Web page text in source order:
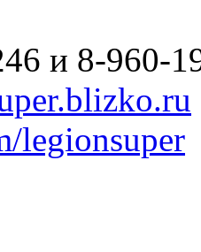
и 8-960-
legionsuper